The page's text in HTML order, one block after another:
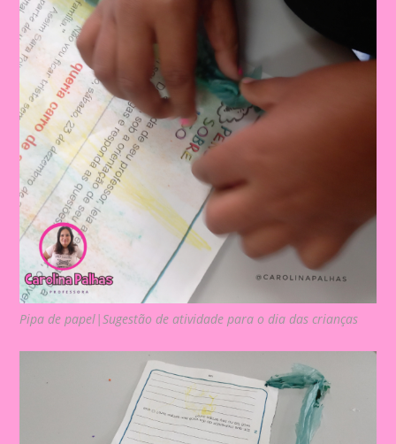
Pipa de papel|Sugestão de atividade para o dia das crianças